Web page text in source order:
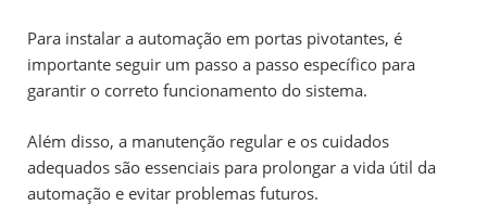
Para instalar a automação em portas pivotantes, é
importante seguir um passo a passo específico para
garantir o correto funcionamento do sistema.
Além disso, a manutenção regular e os cuidados
adequados são essenciais para prolongar a vida útil da
automação e evitar problemas futuros.